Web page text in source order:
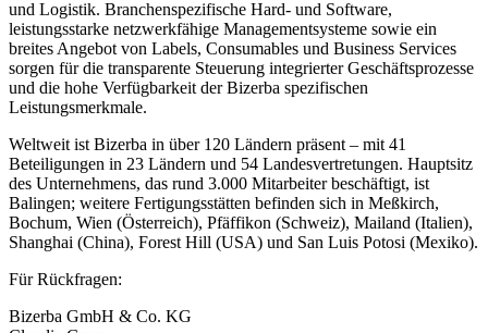
und Logistik. Branchenspezifische Hard- und Software,
leistungsstarke netzwerkfähige Managementsysteme sowie ein
breites Angebot von Labels, Consumables und Business Services
sorgen für die transparente Steuerung integrierter Geschäftsprozesse
und die hohe Verfügbarkeit der Bizerba spezifischen
Leistungsmerkmale.
Weltweit ist Bizerba in über 120 Ländern präsent – mit 41
Beteiligungen in 23 Ländern und 54 Landesvertretungen. Hauptsitz
des Unternehmens, das rund 3.000 Mitarbeiter beschäftigt, ist
Balingen; weitere Fertigungsstätten befinden sich in Meßkirch,
Bochum, Wien (Österreich), Pfäffikon (Schweiz), Mailand (Italien),
Shanghai (China), Forest Hill (USA) und San Luis Potosi (Mexiko).
Für Rückfragen:
Bizerba GmbH & Co. KG